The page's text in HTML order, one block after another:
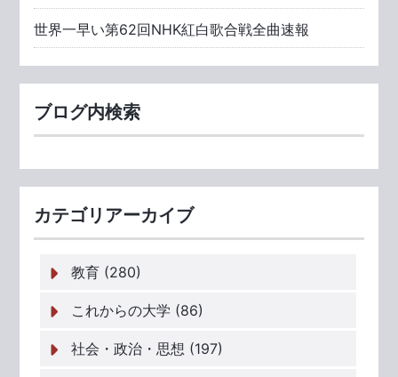
世界一早い第62回NHK紅白歌合戦全曲速報
ブログ内検索
カテゴリアーカイブ
教育 (280)
これからの大学 (86)
社会・政治・思想 (197)